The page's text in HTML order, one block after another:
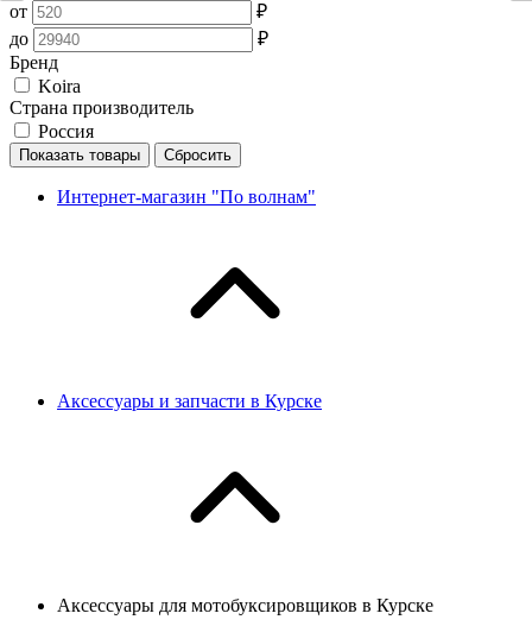
от
₽
до
₽
Бренд
Koira
Страна производитель
Россия
Показать товары Сбросить
Интернет-магазин "По волнам"
Аксессуары и запчасти в Курске
Аксессуары для мотобуксировщиков в Курске